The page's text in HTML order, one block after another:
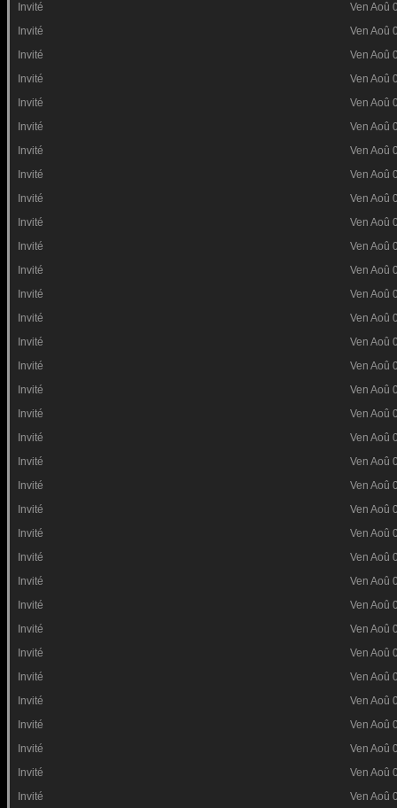
Invité
Ven Aoû
Invité
Ven Aoû
Invité
Ven Aoû
Invité
Ven Aoû
Invité
Ven Aoû
Invité
Ven Aoû
Invité
Ven Aoû
Invité
Ven Aoû
Invité
Ven Aoû
Invité
Ven Aoû
Invité
Ven Aoû
Invité
Ven Aoû
Invité
Ven Aoû
Invité
Ven Aoû
Invité
Ven Aoû
Invité
Ven Aoû
Invité
Ven Aoû
Invité
Ven Aoû
Invité
Ven Aoû
Invité
Ven Aoû
Invité
Ven Aoû
Invité
Ven Aoû
Invité
Ven Aoû
Invité
Ven Aoû
Invité
Ven Aoû
Invité
Ven Aoû
Invité
Ven Aoû
Invité
Ven Aoû
Invité
Ven Aoû
Invité
Ven Aoû
Invité
Ven Aoû
Invité
Ven Aoû
Invité
Ven Aoû
Invité
Ven Aoû